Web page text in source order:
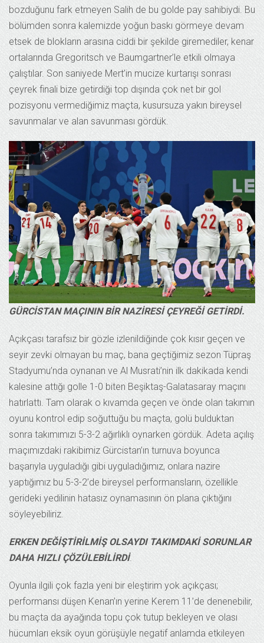
bozduğunu fark etmeyen Salih de bu golde pay sahibiydi. Bu
bölümden sonra kalemizde yoğun baskı görmeye devam
etsek de blokların arasına ciddi bir şekilde giremediler, kenar
ortalarında Gregoritsch ve Baumgartner’le etkili olmaya
çalıştılar. Son saniyede Mert’in mucize kurtarışı sonrası
çeyrek finali bize getirdiği top dışında çok net bir gol
pozisyonu vermediğimiz maçta, kusursuza yakın bireysel
savunmalar ve alan savunması gördük.
GÜRCİSTAN MAÇININ BİR NAZİRESİ ÇEYREĞİ GETİRDİ.
Açıkçası tarafsız bir gözle izlenildiğinde çok kısır geçen ve
seyir zevki olmayan bu maç, bana geçtiğimiz sezon Tüpraş
Stadyumu’nda oynanan ve Al Musrati’nin ilk dakikada kendi
kalesine attığı golle 1-0 biten Beşiktaş-Galatasaray maçını
hatırlattı. Tam olarak o kıvamda geçen ve önde olan takımın
oyunu kontrol edip soğuttuğu bu maçta, golü bulduktan
sonra takımımızı 5-3-2 ağırlıklı oynarken gördük. Adeta açılış
maçımızdaki rakibimiz Gürcistan’ın turnuva boyunca
başarıyla uyguladığı gibi uyguladığımız, onlara nazire
yaptığımız bu 5-3-2’de bireysel performansların, özellikle
gerideki yedilinin hatasız oynamasının ön plana çıktığını
söyleyebiliriz.
ERKEN DEĞİŞTİRİLMİŞ OLSAYDI TAKIMDAKİ SORUNLAR
DAHA HIZLI ÇÖZÜLEBİLİRDİ.
Oyunla ilgili çok fazla yeni bir eleştirim yok açıkçası;
performansı düşen Kenan’ın yerine Kerem 11’de denenebilir,
bu maçta da ayağında topu çok tutup bekleyen ve olası
hücumları eksik oyun görüşüyle negatif anlamda etkileyen